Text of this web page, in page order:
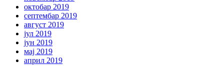
октобар 2019
септембар 2019
август 2019
јул 2019
јун 2019
мај 2019
април 2019